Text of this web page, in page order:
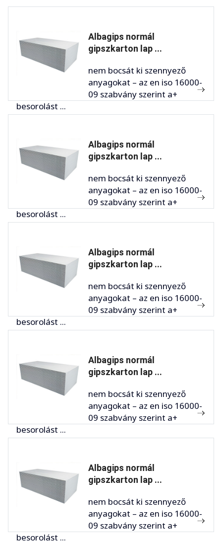
Albagips normál
gipszkarton lap ...
nem bocsát ki szennyező
anyagokat – az en iso 16000-
09 szabvány szerint a+
besorolást ...
Albagips normál
gipszkarton lap ...
nem bocsát ki szennyező
anyagokat – az en iso 16000-
09 szabvány szerint a+
besorolást ...
Albagips normál
gipszkarton lap ...
nem bocsát ki szennyező
anyagokat – az en iso 16000-
09 szabvány szerint a+
besorolást ...
Albagips normál
gipszkarton lap ...
nem bocsát ki szennyező
anyagokat – az en iso 16000-
09 szabvány szerint a+
besorolást ...
Albagips normál
gipszkarton lap ...
nem bocsát ki szennyező
anyagokat – az en iso 16000-
09 szabvány szerint a+
besorolást ...